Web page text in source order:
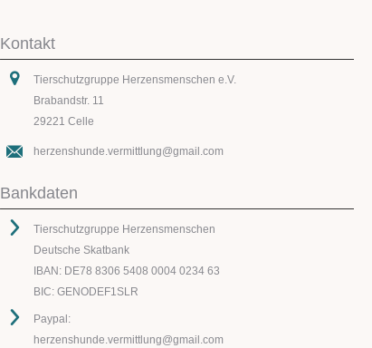
Kontakt
Tierschutzgruppe Herzensmenschen e.V.
Brabandstr. 11
29221 Celle
herzenshunde.vermittlung@gmail.com
Bankdaten
Tierschutzgruppe Herzensmenschen
Deutsche Skatbank
IBAN: DE78 8306 5408 0004 0234 63
BIC: GENODEF1SLR
Paypal:
herzenshunde.vermittlung@gmail.com